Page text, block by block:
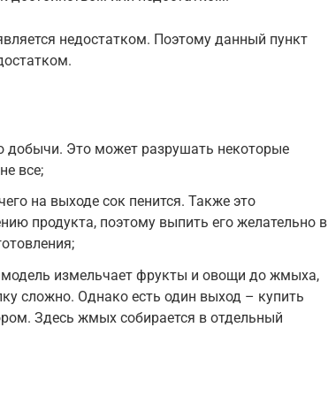
недостатком. Поэтому данный пункт
добычи. Это может разрушать некоторые
все;
на выходе сок пенится. Также это
продукта, поэтому выпить его желательно в
измельчает фрукты и овощи до жмыха,
сложно. Однако есть один выход – купить
Здесь жмых собирается в отдельный